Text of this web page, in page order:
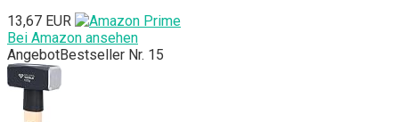
13,67 EUR
Bei Amazon ansehen
AngebotBestseller Nr. 15